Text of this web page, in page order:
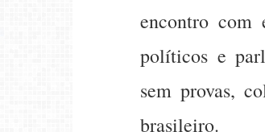
encontro com
políticos e
sem provas,
brasileiro.